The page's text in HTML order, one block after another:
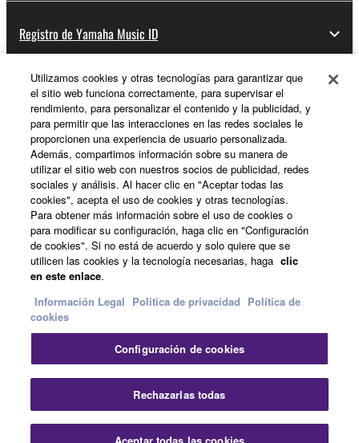
Registro de Yamaha Music ID
Acerca de Yamaha
España - Spanish
Empresa
Contacte con nosotrosTerminos de uso
Politica de privacidadPolítica de cookies
Información Legal
© Yamaha Corporation.
Utilizamos cookies y otras tecnologías para garantizar que
el sitio web funciona correctamente, para supervisar el
rendimiento, para personalizar el contenido y la publicidad, y
para permitir que las interacciones en las redes sociales le
proporcionen una experiencia de usuario personalizada.
Además, compartimos información sobre su manera de
utilizar el sitio web con nuestros socios de publicidad, redes
sociales y análisis. Al hacer clic en "Aceptar todas las
cookies", acepta el uso de cookies y otras tecnologías.
Para obtener más información sobre el uso de cookies o
para modificar su configuración, haga clic en "Configuración
de cookies". Si no está de acuerdo y solo quiere que se
utilicen las cookies y la tecnología necesarias, haga clic
en este enlace.
Información Legal Politica de privacidad Política de
cookies
Configuración de cookies
Rechazarlas todas